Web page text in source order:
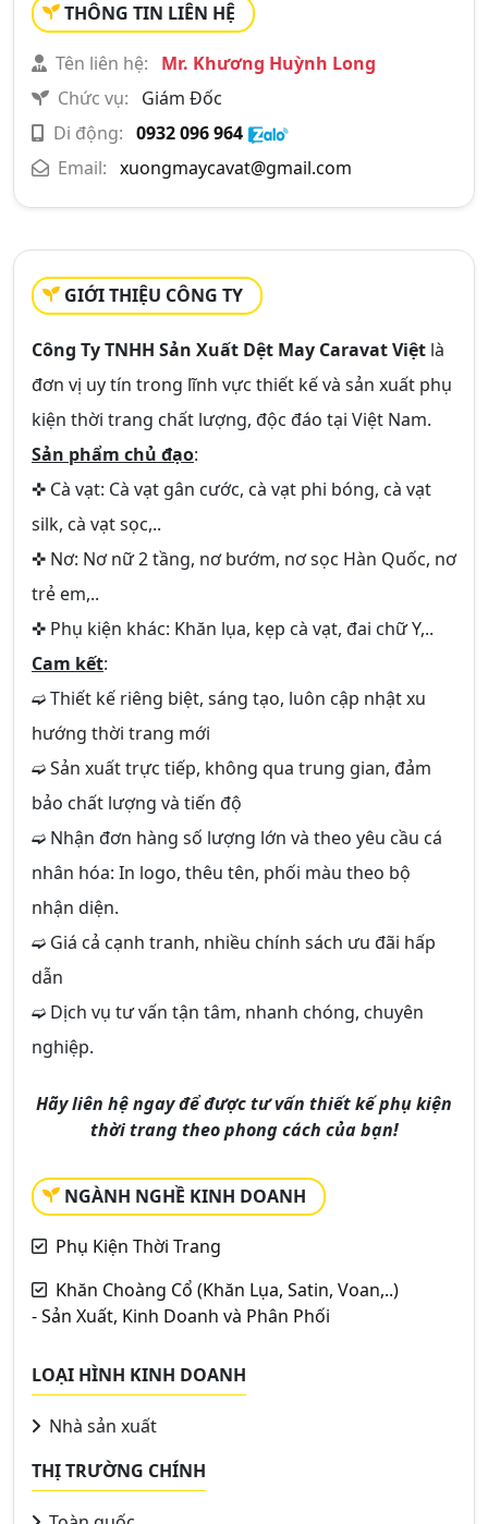
THÔNG TIN LIÊN HỆ
Tên liên hệ:
Mr. Khương Huỳnh Long
Chức vụ:
Giám Đốc
Di động: 0932 096 964
Email: xuongmaycavat@gmail.com
GIỚI THIỆU CÔNG TY
Công Ty TNHH Sản Xuất Dệt May Caravat Việt là
đơn vị uy tín trong lĩnh vực thiết kế và sản xuất phụ
kiện thời trang chất lượng, độc đáo tại Việt Nam.
Sản phẩm chủ đạo:
✜ Cà vạt: Cà vạt gân cước, cà vạt phi bóng, cà vạt
silk, cà vạt sọc,..
✜ Nơ: Nơ nữ 2 tầng, nơ bướm, nơ sọc Hàn Quốc, nơ
trẻ em,..
✜ Phụ kiện khác: Khăn lụa, kẹp cà vạt, đai chữ Y,..
Cam kết:
➫ Thiết kế riêng biệt, sáng tạo, luôn cập nhật xu
hướng thời trang mới
➫ Sản xuất trực tiếp, không qua trung gian, đảm
bảo chất lượng và tiến độ
➫ Nhận đơn hàng số lượng lớn và theo yêu cầu cá
nhân hóa: In logo, thêu tên, phối màu theo bộ
nhận diện.
➫ Giá cả cạnh tranh, nhiều chính sách ưu đãi hấp
dẫn
➫ Dịch vụ tư vấn tận tâm, nhanh chóng, chuyên
nghiệp.
Hãy liên hệ ngay để được tư vấn thiết kế phụ kiện
thời trang theo phong cách của bạn!
NGÀNH NGHỀ KINH DOANH
Phụ Kiện Thời Trang
Khăn Choàng Cổ (Khăn Lụa, Satin, Voan,..)
- Sản Xuất, Kinh Doanh và Phân Phối
LOẠI HÌNH KINH DOANH
Nhà sản xuất
THỊ TRƯỜNG CHÍNH